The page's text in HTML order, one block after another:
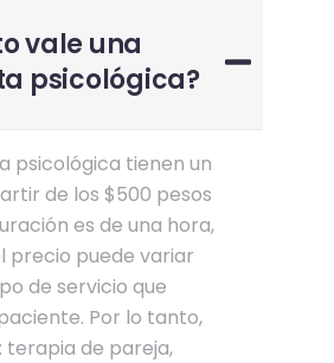
vale una
psicológica?
psicológica tienen un
de los $500 pesos
es de una hora,
precio puede variar
de servicio que
Por lo tanto,
terapia de pareja,